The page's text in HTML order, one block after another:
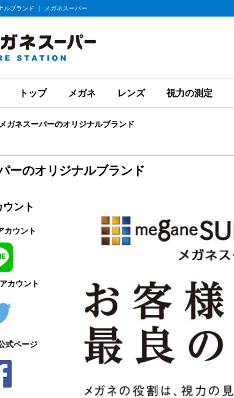
ルブランド ｜ メガネスーパー
トップ メガネ レンズ 視力の測定
メガネスーパーのオリジナルブランド
ーのオリジナルブランド
ント
カウント
カウント
式ページ